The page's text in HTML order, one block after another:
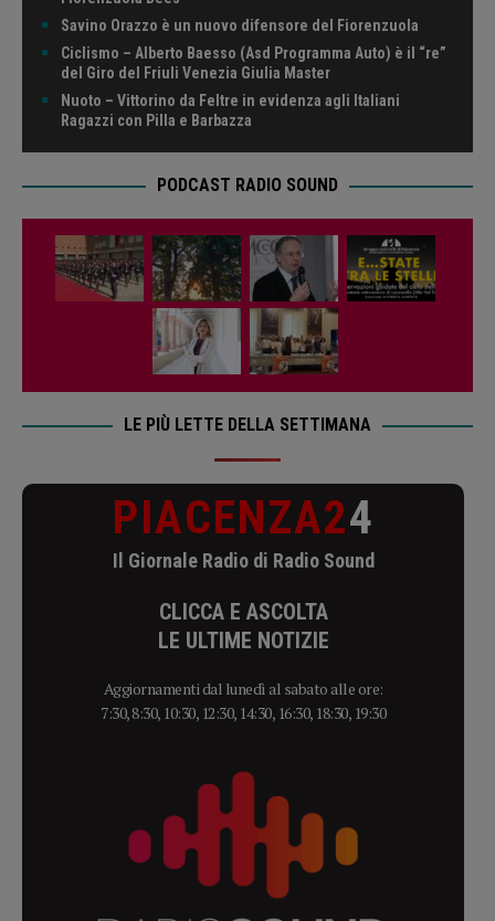
Savino Orazzo è un nuovo difensore del Fiorenzuola
Ciclismo – Alberto Baesso (Asd Programma Auto) è il “re”
del Giro del Friuli Venezia Giulia Master
Nuoto – Vittorino da Feltre in evidenza agli Italiani
Ragazzi con Pilla e Barbazza
PODCAST RADIO SOUND
LE PIÙ LETTE DELLA SETTIMANA
PIACENZA24
Il Giornale Radio di Radio Sound
CLICCA E ASCOLTA
LE ULTIME NOTIZIE
Aggiornamenti dal lunedì al sabato alle ore:
7:30, 8:30, 10:30, 12:30, 14:30, 16:30, 18:30, 19:30